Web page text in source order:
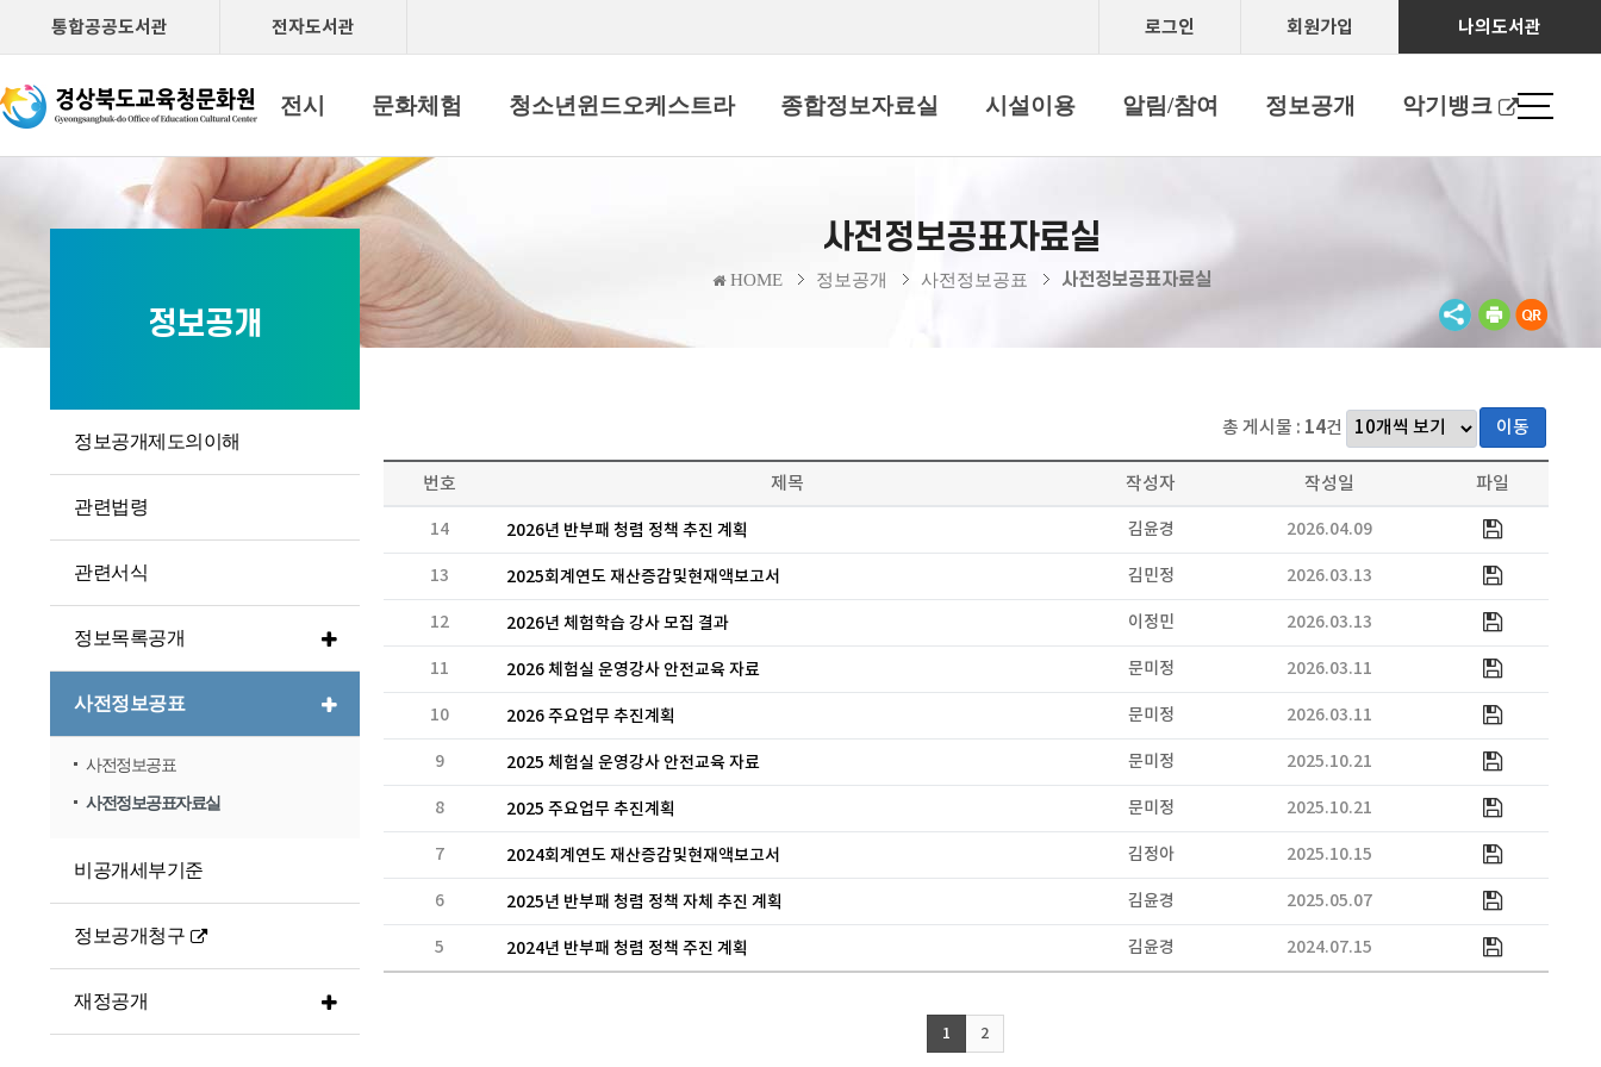
통합공공도서관 전자도서관 로그인 회원가입 나의도서관
문화원소개 공연 전시 문화체험 청소년윈드오케스트라 종합정보자료실 시설이용 알림/참여 정보공개 악기뱅크
사전정보공표자료실
HOME 정보공개 사전정보공표 사전정보공표자료실
정보공개
정보공개제도의이해
관련법령
관련서식
정보목록공개
사전정보공표
사전정보공표
사전정보공표자료실
비공개세부기준
정보공개청구
재정공개
총 게시물 : 14건 이동
번호 제목 작성자 작성일 파일
14 2026년 반부패 청렴 정책 추진 계획 김윤경 2026.04.09
13 2025회계연도 재산증감및현재액보고서 김민정 2026.03.13
12 2026년 체험학습 강사 모집 결과 이정민 2026.03.13
11 2026 체험실 운영강사 안전교육 자료 문미정 2026.03.11
10 2026 주요업무 추진계획 문미정 2026.03.11
9 2025 체험실 운영강사 안전교육 자료 문미정 2025.10.21
8 2025 주요업무 추진계획 문미정 2025.10.21
7 2024회계연도 재산증감및현재액보고서 김정아 2025.10.15
6 2025년 반부패 청렴 정책 자체 추진 계획 김윤경 2025.05.07
5 2024년 반부패 청렴 정책 주진 계획 김윤경 2024.07.15
1 2